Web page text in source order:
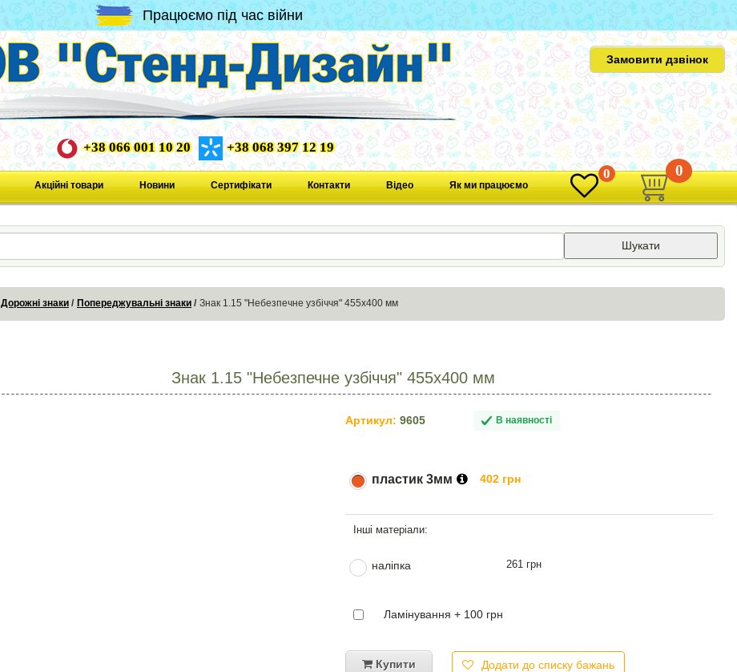
Працюємо під час війни
Замовити дзвінок
+38 066 001 10 20 +38 068 397 12 19
Акційні товари Новини Сертифікати Контакти Відео Як ми працюємо
0 0
Шукати
Дорожні знаки Попереджувальні знаки Знак 1.15 "Небезпечне узбіччя" 455х400 мм
Знак 1.15 "Небезпечне узбіччя" 455х400 мм
Артикул: 9605 В наявності
пластик 3мм 402 грн
наліпка 261 грн
Ламінування + 100 грн
Купити Додати до списку бажань